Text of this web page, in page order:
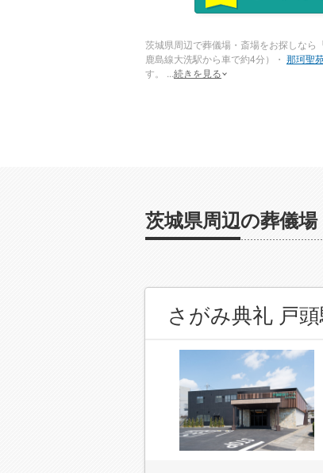
茨城県周辺で葬儀場・斎場をお探しなら
鹿島線大洗駅から車で約4分）・ 那珂聖
す。
続きを見る
茨城県周辺の葬儀
さがみ典礼 戸